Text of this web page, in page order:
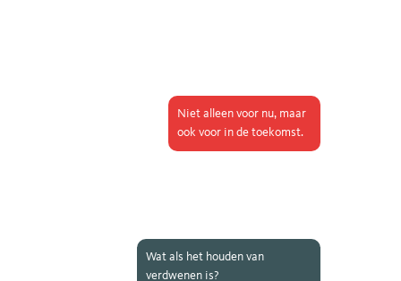
Niet alleen voor nu, maar
ook voor in de toekomst.
Wat als het houden van
verdwenen is?